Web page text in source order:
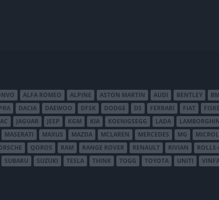
ALFA ROMEO ALPINE ASTON MARTIN AUDI BENTLEY
DACIA DAEWOO DFSK DODGE DS FERRARI FIAT
JAGUAR JEEP KGM KIA KOENIGSEGG LADA
MASERATI MAXUS MAZDA MCLAREN MERCEDES MG
QOROS RAM RANGE ROVER RENAULT RIVIAN
SUBARU SUZUKI TESLA THINK TOGG TOYOTA UNITI